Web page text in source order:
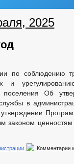
2025
по соблюдению
и
поселения Об
в
ценностям
Комментарии